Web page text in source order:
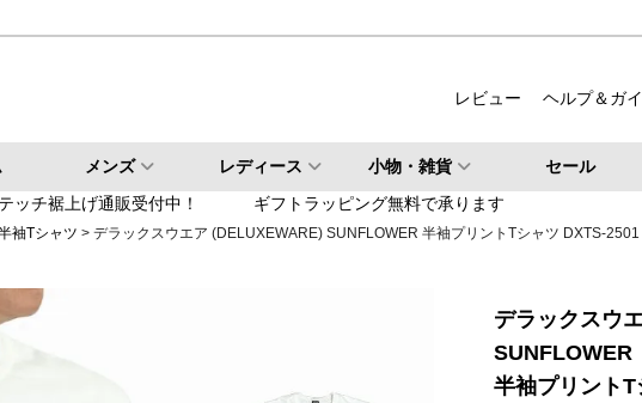
レビュー ヘルプ＆ガ
メンズ レディース 小物・雑貨 セール
ッチ裾上げ通販受付中！ ギフトラッピング無料で承ります
袖Tシャツ デラックスウエア (DELUXEWARE) SUNFLOWER 半袖プリントTシャツ DXTS-2501
デラックスウ
SUNFLOWER
半袖プリントT